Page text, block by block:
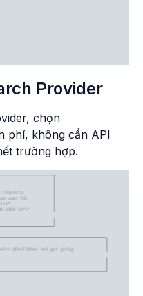
Provider
chọn
phí, không cần API
trường hợp.